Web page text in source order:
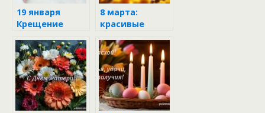
19 января
Крещение
8 марта:
красивые
и открытки